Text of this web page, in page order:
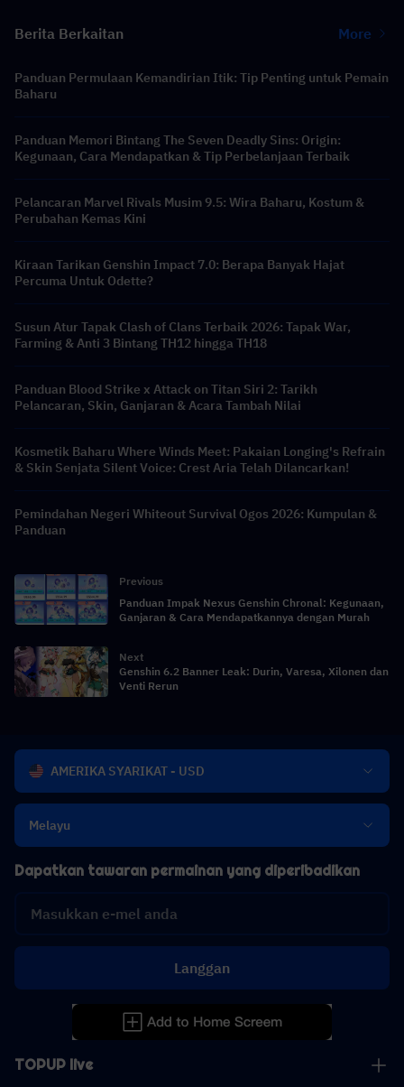
Berita Berkaitan More
Panduan Permulaan Kemandirian Itik: Tip Penting untuk Pemain
Baharu
Panduan Memori Bintang The Seven Deadly Sins: Origin:
Kegunaan, Cara Mendapatkan & Tip Perbelanjaan Terbaik
Pelancaran Marvel Rivals Musim 9.5: Wira Baharu, Kostum &
Perubahan Kemas Kini
Kiraan Tarikan Genshin Impact 7.0: Berapa Banyak Hajat
Percuma Untuk Odette?
Susun Atur Tapak Clash of Clans Terbaik 2026: Tapak War,
Farming & Anti 3 Bintang TH12 hingga TH18
Panduan Blood Strike x Attack on Titan Siri 2: Tarikh
Pelancaran, Skin, Ganjaran & Acara Tambah Nilai
Kosmetik Baharu Where Winds Meet: Pakaian Longing's Refrain
& Skin Senjata Silent Voice: Crest Aria Telah Dilancarkan!
Pemindahan Negeri Whiteout Survival Ogos 2026: Kumpulan &
Panduan
Previous
Panduan Impak Nexus Genshin Chronal: Kegunaan,
Ganjaran & Cara Mendapatkannya dengan Murah
Next
Genshin 6.2 Banner Leak: Durin, Varesa, Xilonen dan
Venti Rerun
AMERIKA SYARIKAT - USD
Melayu
TOPUP live
Dapatkan tawaran permainan yang diperibadikan
Langgan